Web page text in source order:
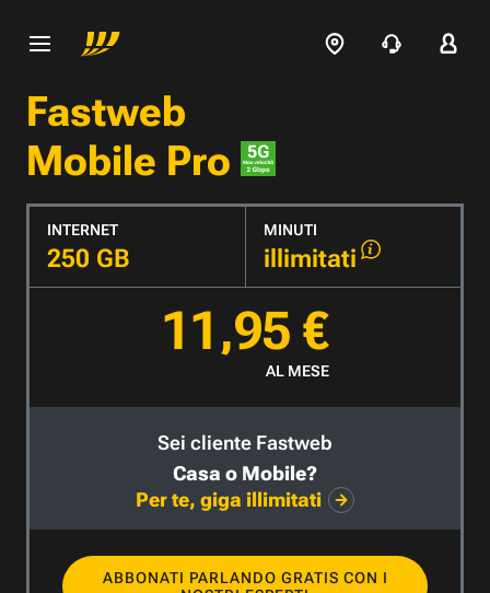
Fastweb
Mobile Pro
INTERNET
250 GB
MINUTI
illimitati
11,95 €
AL MESE
Sei cliente Fastweb
Casa o Mobile?
Per te, giga illimitati
ABBONATI PARLANDO GRATIS CON I